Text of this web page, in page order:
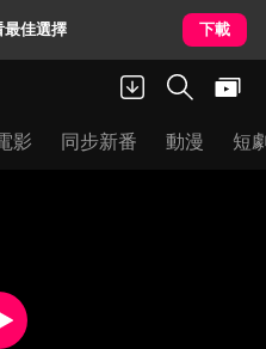
最佳選擇 下載
影 同步新番 動漫 短